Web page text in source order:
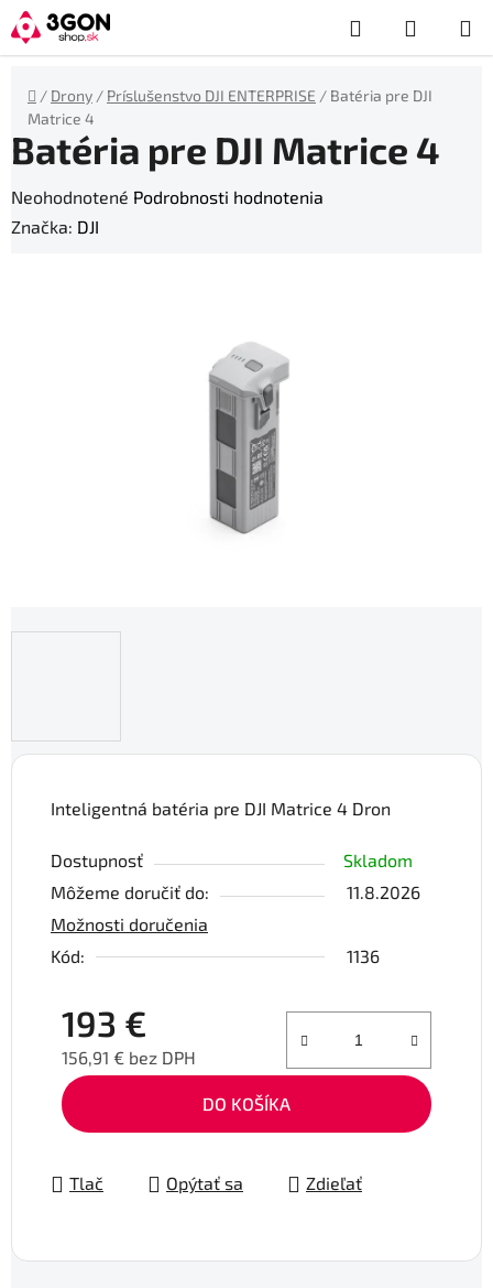
Prejsť
na
obsah
Hľadať
KOŠÍK
Domov
/ Drony / Príslušenstvo DJI ENTERPRISE / Batéria pre DJI
Matrice 4
Inteligentná batéria pre DJI Matrice 4 Dron
Dostupnosť
Skladom
Môžeme doručiť do:
11.8.2026
Možnosti doručenia
Kód:
1136
193 €
156,91 € bez DPH
Jednotková cena:
DO KOŠÍKA
Tlač Opýtať sa Zdieľať
Batéria pre DJI Matrice 4
Priemerné
hodnotenie
Neohodnotené Podrobnosti hodnotenia
Značka: DJI